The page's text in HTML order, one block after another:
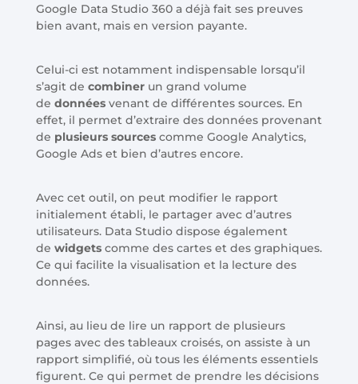
Google Data Studio 360 a déjà fait ses preuves
bien avant, mais en version payante.
Celui-ci est notamment indispensable lorsqu’il
s’agit de combinerun grand volume
de donnéesvenant de différentes sources. En
effet, il permet d’extraire des données provenant
de plusieurs sourcescomme Google Analytics,
Google Ads et bien d’autres encore.
Avec cet outil, on peut modifier le rapport
initialement établi, le partager avec d’autres
utilisateurs. Data Studio dispose également
de widgetscomme des cartes et des graphiques.
Ce qui facilite la visualisation et la lecture des
données.
Ainsi, au lieu de lire un rapport de plusieurs
pages avec des tableaux croisés, on assiste à un
rapport simplifié, où tous les éléments essentiels
figurent. Ce qui permet de prendre les décisions